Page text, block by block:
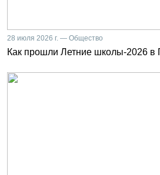
28 июля 2026 г. — Общество
Как прошли Летние школы-2026 в